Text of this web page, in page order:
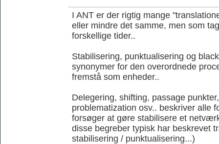
I ANT er der rigtig mange
eller mindre det samme, men som
forskellige tider..
Stabilisering, punktualisering og
synonymer for den overordnede
fremstå som enheder..
Delegering, shifting, passage
problematization osv.. beskriver alle
forsøger at gøre stabilisere et
disse begreber typisk har beskrevet
stabilisering / punktualisering...)